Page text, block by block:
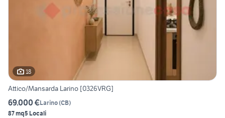
18
Attico/Mansarda Larino [0326VRG]
69.000 €Larino(CB)
87 mq5 Locali